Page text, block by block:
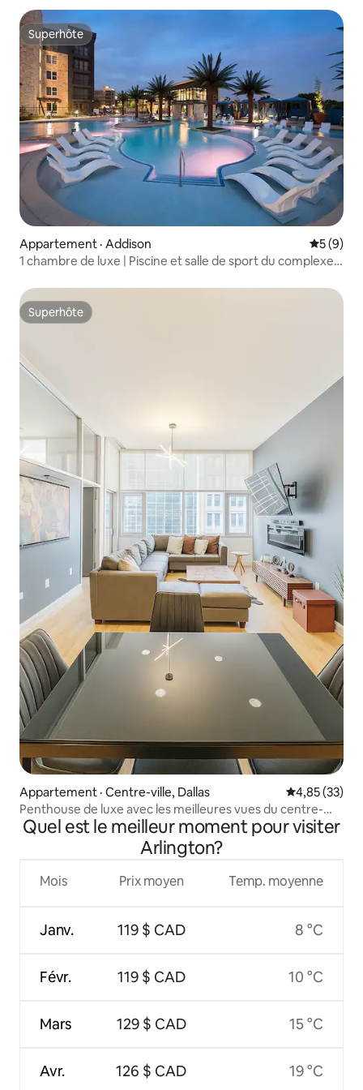
Superhôte
Superhôte
Appartement · Addison Note
5 (9)
1 chambre de luxe | Piscine et salle de sport du complexe
Superhôte
Superhôte
Appartement · Centre-ville, Dallas Note
4,85 (33)
Penthouse de luxe avec les meilleures vues du centre-
ville de Dallas
Quel est le meilleur moment pour visiter
Arlington?
Mois
Janv.
Févr.
Mars
Avr.
Prix moyen
119 $ CAD
119 $ CAD
129 $ CAD
126 $ CAD
Temp. moyenne
8 °C
10 °C
15 °C
19 °C